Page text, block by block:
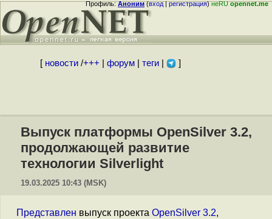
Профиль:Аноним(вход|регистрация)неRUopennet.me
[ новости/+++ форум| теги| ]
Выпуск платформы OpenSilver 3.2,
продолжающей развитие
технологии Silverlight
19.03.2025 10:43 (MSK)
Представлен выпуск проекта OpenSilver 3.2,